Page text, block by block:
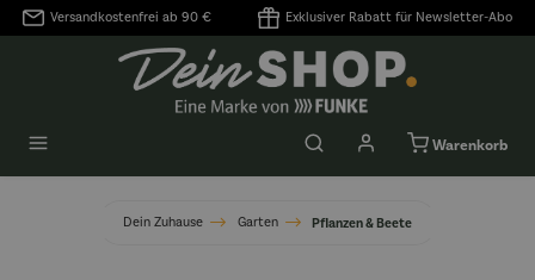
springen
Versandkostenfrei ab 90 € Exklusiver Rabatt für Newsletter-Abo
Warenkorb
Dein Zuhause Garten Pflanzen & Beete